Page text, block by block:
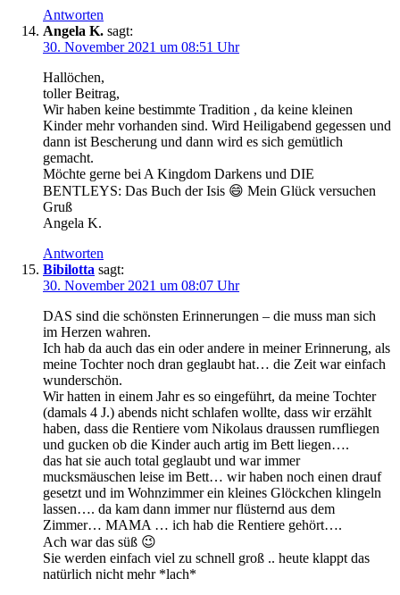
Antworten
Angela K. sagt:
30. November 2021 um 08:51 Uhr
Hallöchen,
toller Beitrag,
Wir haben keine bestimmte Tradition , da keine kleinen
Kinder mehr vorhanden sind. Wird Heiligabend gegessen und
dann ist Bescherung und dann wird es sich gemütlich
gemacht.
Möchte gerne bei A Kingdom Darkens und DIE
BENTLEYS: Das Buch der Isis 😄 Mein Glück versuchen
Gruß
Angela K.
Antworten
Bibilotta sagt:
30. November 2021 um 08:07 Uhr
DAS sind die schönsten Erinnerungen – die muss man sich
im Herzen wahren.
Ich hab da auch das ein oder andere in meiner Erinnerung, als
meine Tochter noch dran geglaubt hat… die Zeit war einfach
wunderschön.
Wir hatten in einem Jahr es so eingeführt, da meine Tochter
(damals 4 J.) abends nicht schlafen wollte, dass wir erzählt
haben, dass die Rentiere vom Nikolaus draussen rumfliegen
und gucken ob die Kinder auch artig im Bett liegen….
das hat sie auch total geglaubt und war immer
mucksmäuschen leise im Bett… wir haben noch einen drauf
gesetzt und im Wohnzimmer ein kleines Glöckchen klingeln
lassen…. da kam dann immer nur flüsternd aus dem
Zimmer… MAMA … ich hab die Rentiere gehört….
Ach war das süß 😉
Sie werden einfach viel zu schnell groß .. heute klappt das
natürlich nicht mehr *lach*